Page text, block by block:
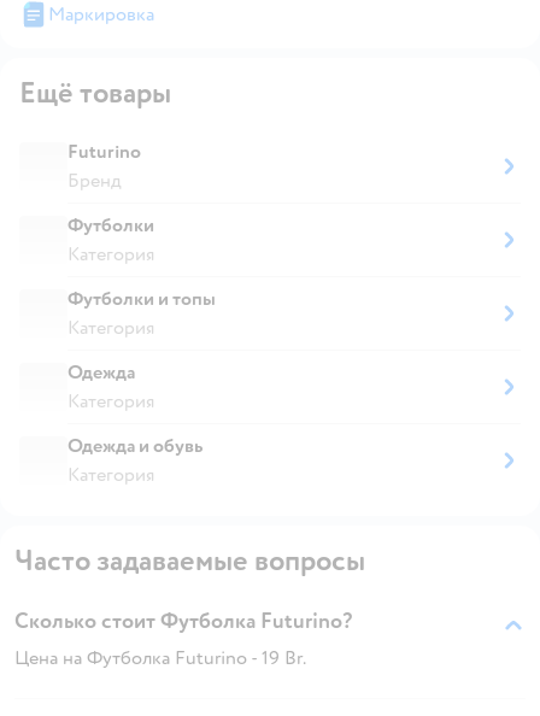
Маркировка
Ещё товары
Futurino
Бренд
Футболки
Категория
Футболки и топы
Категория
Одежда
Категория
Одежда и обувь
Категория
Часто задаваемые вопросы
Сколько стоит Футболка Futurino?
Цена на Футболка Futurino - 19 Br.